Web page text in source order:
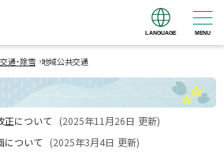
MENU
LANGUAGE
通・除雪 ›地域公共交通
正について (2025年11月26日 更新)
について
(2025年3月4日 更新)